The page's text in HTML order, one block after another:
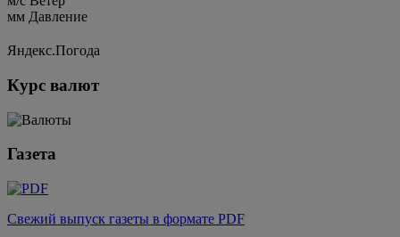
мм Давление
Яндекс.Погода
Курс валют
Газета
Свежий выпуск газеты в формате PDF